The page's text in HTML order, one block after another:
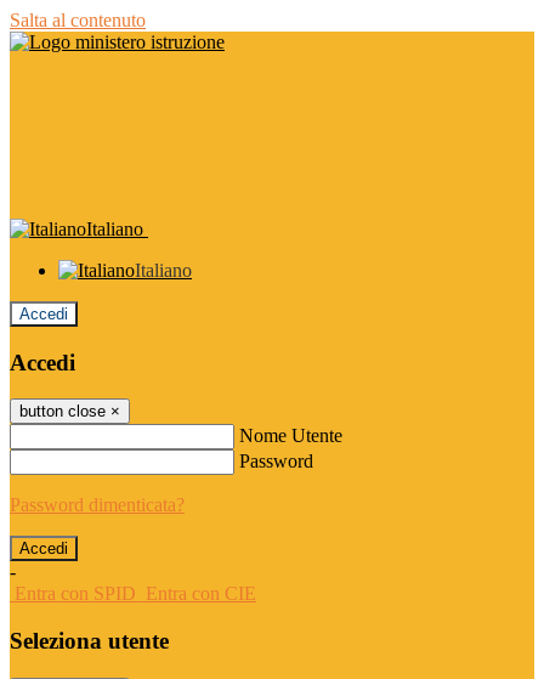
Salta al contenuto
Italiano
Italiano
Accedi
Accedi
button close ×
Nome Utente
Password
Password dimenticata?
-
Entra con SPID Entra con CIE
Seleziona utente